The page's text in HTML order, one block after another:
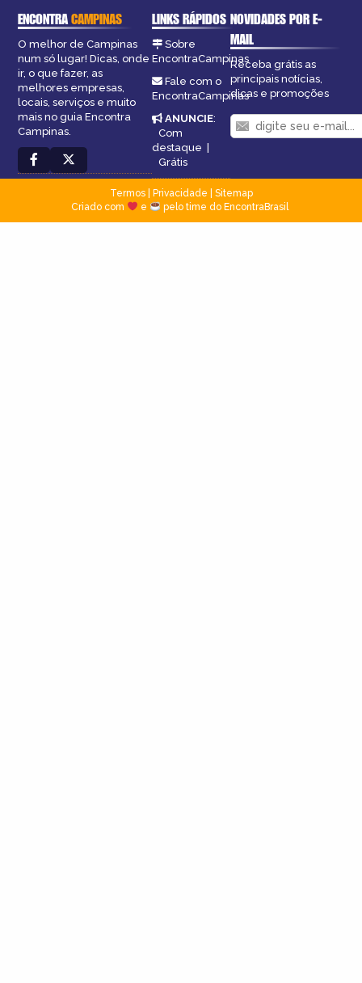
ENCONTRACAMPINAS
O melhor de Campinas
num só lugar! Dicas, onde
ir, o que fazer, as
melhores empresas,
locais, serviços e muito
mais no guia Encontra
Campinas.
LINKS RÁPIDOS
Sobre
EncontraCampinas
Fale com o
EncontraCampinas
ANUNCIE:
Com
destaque |
Grátis
NOVIDADES POR E-
MAIL
Receba grátis as
principais notícias,
dicas e promoções
Termos| Privacidade
Sitemap
Criado com
e pelo time do EncontraBrasil